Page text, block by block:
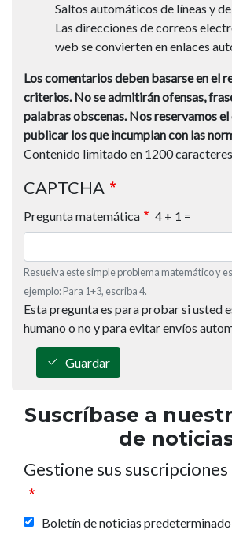
Saltos automáticos de líneas y
Las direcciones de correos
web se convierten en enlaces
Los comentarios deben basarse en el
criterios. No se admitirán ofensas,
palabras obscenas. Nos reservamos
publicar los que incumplan con las
Contenido limitado en 1200
CAPTCHA
Pregunta matemática 4 + 1 =
Resuelva este simple problema matemático y
ejemplo: Para 1+3, escriba 4.
Esta pregunta es para probar si usted
humano o no y para evitar envíos
Guardar
Suscríbase a
de
Gestione sus
Boletín de noticias predeterminado